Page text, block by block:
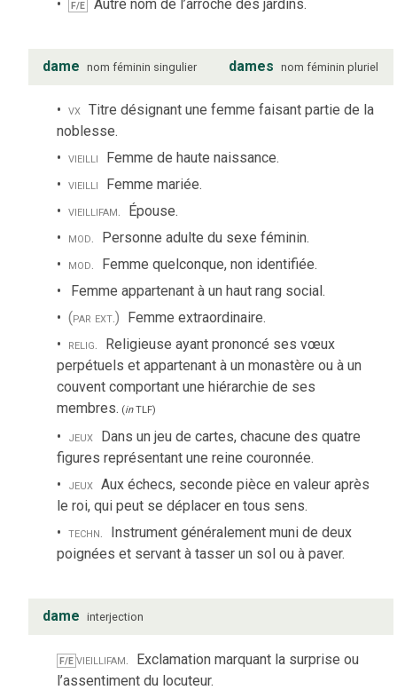
F/E Autre nom de l’arroche des jardins.
dame nom féminin singulier dames nom féminin pluriel
vx Titre désignant une femme faisant partie de la
noblesse.
vieilli Femme de haute naissance.
vieilli Femme mariée.
vieillifam. Épouse.
mod. Personne adulte du sexe féminin.
mod. Femme quelconque, non identifiée.
Femme appartenant à un haut rang social.
(par ext.) Femme extraordinaire.
relig. Religieuse ayant prononcé ses vœux
perpétuels et appartenant à un monastère ou à un
couvent comportant une hiérarchie de ses
membres. (inTLF)
jeux Dans un jeu de cartes, chacune des quatre
figures représentant une reine couronnée.
jeux Aux échecs, seconde pièce en valeur après
le roi, qui peut se déplacer en tous sens.
techn. Instrument généralement muni de deux
poignées et servant à tasser un sol ou à paver.
dame interjection
F/E vieillifam. Exclamation marquant la surprise ou
l’assentiment du locuteur.